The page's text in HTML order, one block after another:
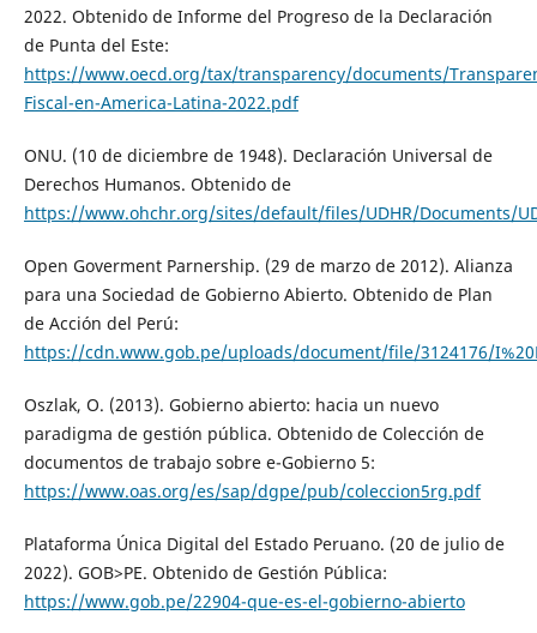
2022. Obtenido de Informe del Progreso de la Declaración
de Punta del Este:
https://www.oecd.org/tax/transparency/documents/
Fiscal-en-America-Latina-2022.pdf
ONU. (10 de diciembre de 1948). Declaración Universal de
Derechos Humanos. Obtenido de
https://www.ohchr.org/sites/default/files/UDHR/Documents/
Open Goverment Parnership. (29 de marzo de 2012). Alianza
para una Sociedad de Gobierno Abierto. Obtenido de Plan
de Acción del Perú:
https://cdn.www.gob.pe/uploads/document/file/3124176/
Oszlak, O. (2013). Gobierno abierto: hacia un nuevo
paradigma de gestión pública. Obtenido de Colección de
documentos de trabajo sobre e-Gobierno 5:
https://www.oas.org/es/sap/dgpe/pub/coleccion5rg.pdf
Plataforma Única Digital del Estado Peruano. (20 de julio de
2022). GOB>PE. Obtenido de Gestión Pública:
https://www.gob.pe/22904-que-es-el-gobierno-abierto